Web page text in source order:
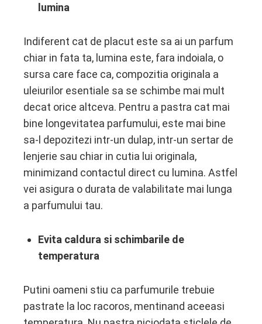
lumina
Indiferent cat de placut este sa ai un parfum
chiar in fata ta, lumina este, fara indoiala, o
sursa care face ca, compozitia originala a
uleiurilor esentiale sa se schimbe mai mult
decat orice altceva. Pentru a pastra cat mai
bine longevitatea parfumului, este mai bine
sa-l depozitezi intr-un dulap, intr-un sertar de
lenjerie sau chiar in cutia lui originala,
minimizand contactul direct cu lumina. Astfel
vei asigura o durata de valabilitate mai lunga
a parfumului tau.
Evita caldura si schimbarile de
temperatura
Putini oameni stiu ca parfumurile trebuie
pastrate la loc racoros, mentinand aceeasi